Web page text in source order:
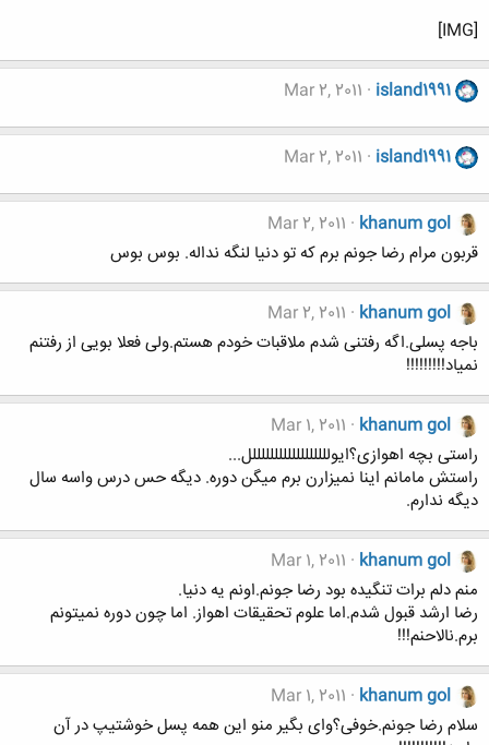
[IMG]
island1991
Mar 2, 2011
island1991
Mar 2, 2011
khanum gol
Mar 2, 2011
قربون مرام رضا جونم برم که تو دنیا لنگه نداله. بوس بوس
khanum gol
Mar 2, 2011
باجه پسلی.اگه رفتنی شدم ملاقبات خودم هستم.ولی فعلا بویی از رفتنم
نمیاد!!!!!!!!!
khanum gol
Mar 1, 2011
راستی بچه اهوازی؟ایوللللللللللللللللللل...
راستش مامانم اینا نمیزارن برم میگن دوره. دیگه حس درس واسه سال
دیگه ندارم.
khanum gol
Mar 1, 2011
منم دلم برات تنگیده بود رضا جونم.اونم یه دنیا.
رضا ارشد قبول شدم.اما علوم تحقیقات اهواز. اما چون دوره نمیتونم
برم.نالاحنم!!!
khanum gol
Mar 1, 2011
سلام رضا جونم.خوفی؟وای بگیر منو این همه پسل خوشتیپ در آن